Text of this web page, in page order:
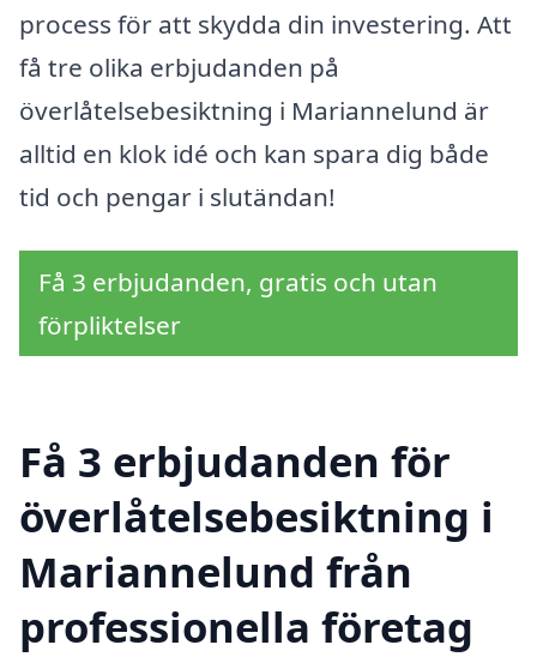
process för att skydda din investering. Att
få tre olika erbjudanden på
överlåtelsebesiktning i Mariannelund är
alltid en klok idé och kan spara dig både
tid och pengar i slutändan!
Få 3 erbjudanden, gratis och utan
förpliktelser
Få 3 erbjudanden för
överlåtelsebesiktning i
Mariannelund från
professionella företag